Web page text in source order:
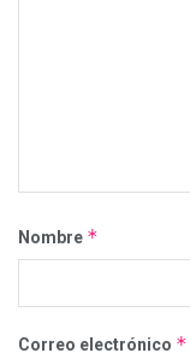
Nombre *
Correo electrónico *